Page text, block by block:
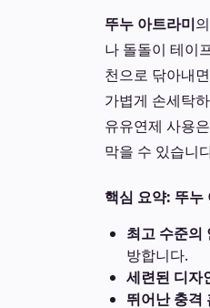
뚜누 아트라미
나 돌돌이 테이
천으로 닦아내
가볍게 손세탁
유유연제 사용
막을 수 있습니
핵심 요약: 뚜누
최고 수준의
방합니다.
세련된 디자
뛰어난 충격